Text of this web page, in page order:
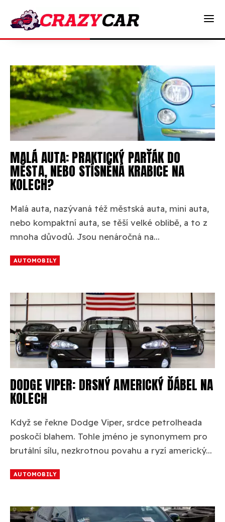
MALÁ AUTA: PRAKTICKÝ PARŤÁK DO
MĚSTA, NEBO STÍSNĚNÁ KRABICE NA
KOLECH?
Malá auta, nazývaná též městská auta, mini auta,
nebo kompaktní auta, se těší velké oblibě, a to z
mnoha důvodů. Jsou nenáročná na...
AUTOMOBILY
DODGE VIPER: DRSNÝ AMERICKÝ ĎÁBEL NA
KOLECH
Když se řekne Dodge Viper, srdce petrolheada
poskočí blahem. Tohle jméno je synonymem pro
brutální sílu, nezkrotnou povahu a ryzí americký...
AUTOMOBILY